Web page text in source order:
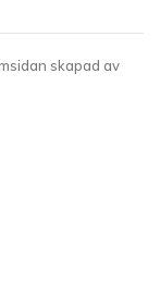
skapad av